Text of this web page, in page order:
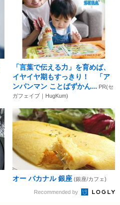
「言葉で伝える力」を育めば、
イヤイヤ期もすっきり！ 「ア
ンパンマン ことばずかん... PR(セ
ガフェイブ｜HugKum)
オー バカナル 銀座 (銀座/カフェ)
Recommended by